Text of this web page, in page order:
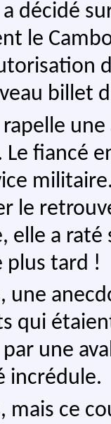
décidé
le
billet
rapelle
Le fiancé
le
elle a
plus tard !
une
qui
une
incrédule.
mais ce